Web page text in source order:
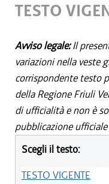
TESTO
Avviso legale:Il
variazioni nella veste
corrispondente testo
della Regione Friuli
di ufficialità e non è
pubblicazione
Scegli il testo:
TESTO VIGENTE